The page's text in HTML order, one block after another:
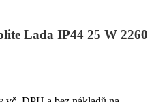
Lada IP44 25 W 2260